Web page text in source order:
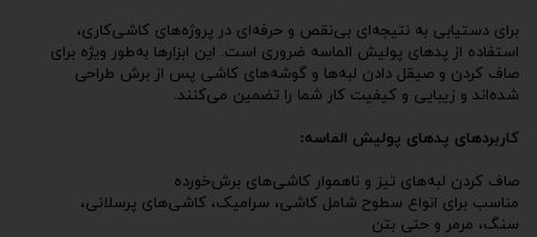
برای دستیابی به نتیجه‌ای بی‌نقص و حرفه‌ای در پروژه‌های کاشی‌کاری،
استفاده از پدهای پولیش الماسه ضروری است. این ابزارها به‌طور ویژه برای
صاف کردن و صیقل دادن لبه‌ها و گوشه‌های کاشی پس از برش طراحی
شده‌اند و زیبایی و کیفیت کار شما را تضمین می‌کنند.
کاربردهای پدهای پولیش الماسه:
صاف کردن لبه‌های تیز و ناهموار کاشی‌های برش‌خورده
مناسب برای انواع سطوح شامل کاشی، سرامیک، کاشی‌های پرسلانی،
سنگ، مرمر و حتی بتن